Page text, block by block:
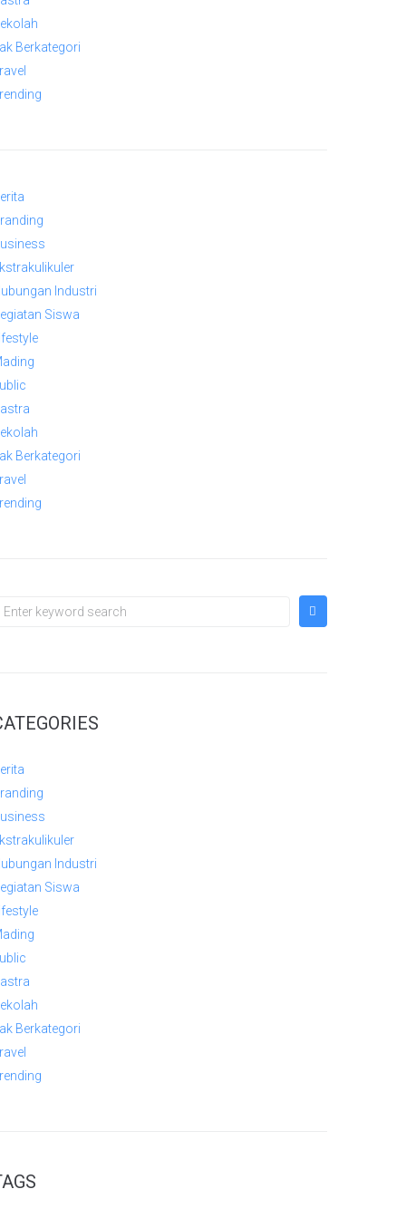
Berkategori
Industri
Siswa
Lifestyle
Berkategori
Industri
Siswa
Lifestyle
Berkategori